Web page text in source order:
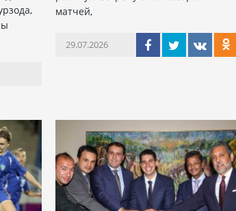
матчей,
29.07.2026